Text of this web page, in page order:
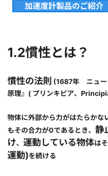
加速度計製品のご紹介
1.2慣性とは？
慣性の法則 (1687年 ニュー
原理』( プリンキピア、
物体に外部から力がはたらかな
もその合力が0であるとき、 静
け、 運動している物体は
運動)を続ける